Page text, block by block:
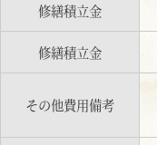
修繕積立金
修繕積立金
その他費用備考